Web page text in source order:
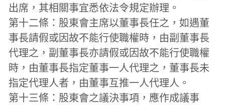
出席，其相關事宜悉依法令規定辦理。
第十二條：股東會主席以董事長任之，如遇董
事長請假或因故不能行使職權時，由副董事長
代理之，副董事長亦請假或因故不能行使職權
時，由董事長指定董事一人代理之，董事長未
指定代理人者，由董事互推一人代理人。
第十三條：股東會之議決事項，應作成議事